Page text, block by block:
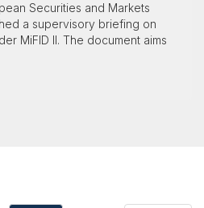
Securities and Markets
a supervisory briefing on
MiFID II. The document aims